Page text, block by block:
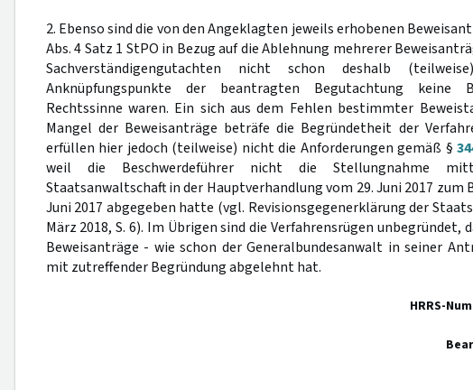
2. Ebenso sind die von den Angeklagten jeweils erhobenen
Abs. 4 Satz 1 StPO in Bezug auf die Ablehnung mehrerer
Sachverständigengutachten nicht schon deshalb
Anknüpfungspunkte der beantragten Begutachtung keine
Rechtssinne waren. Ein sich aus dem Fehlen bestimmter
Mangel der Beweisanträge beträfe die Begründetheit der
erfüllen hier jedoch (teilweise) nicht die Anforderungen gemäß §
weil die Beschwerdeführer nicht die Stellungnahme
Staatsanwaltschaft in der Hauptverhandlung vom 29. Juni 2017 zum
Juni 2017 abgegeben hatte (vgl. Revisionsgegenerklärung der
März 2018, S. 6). Im Übrigen sind die Verfahrensrügen unbegründet,
Beweisanträge - wie schon der Generalbundesanwalt in seiner
mit zutreffender Begründung abgelehnt hat.
HRRS-